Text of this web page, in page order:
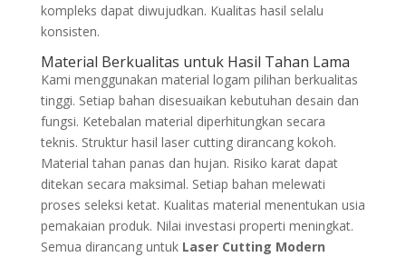
kompleks dapat diwujudkan. Kualitas hasil selalu
konsisten.
Material Berkualitas untuk Hasil Tahan Lama
Kami menggunakan material logam pilihan berkualitas
tinggi. Setiap bahan disesuaikan kebutuhan desain dan
fungsi. Ketebalan material diperhitungkan secara
teknis. Struktur hasil laser cutting dirancang kokoh.
Material tahan panas dan hujan. Risiko karat dapat
ditekan secara maksimal. Setiap bahan melewati
proses seleksi ketat. Kualitas material menentukan usia
pemakaian produk. Nilai investasi properti meningkat.
Semua dirancang untuk Laser Cutting Modern